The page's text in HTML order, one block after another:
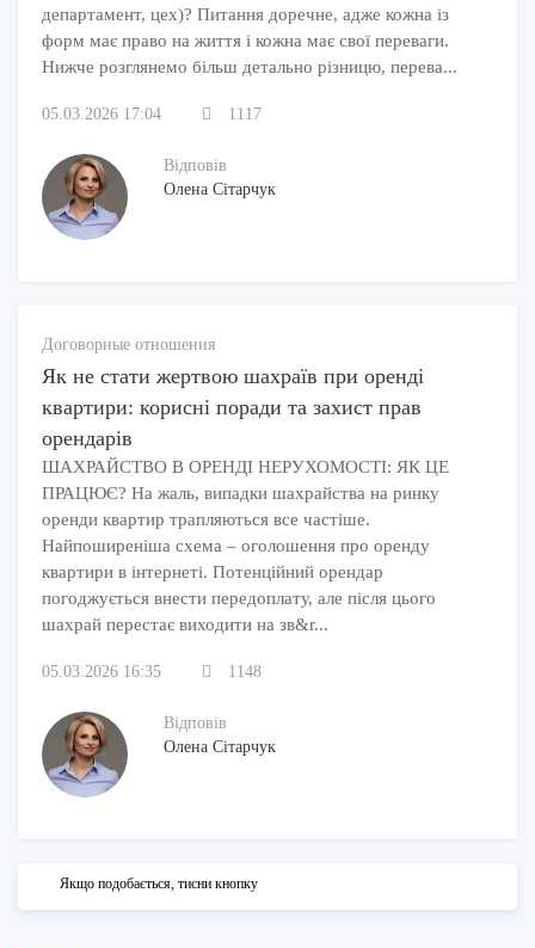
департамент, цех)? Питання доречне, адже кожна із
форм має право на життя і кожна має свої переваги.
Нижче розглянемо більш детально різницю, перева...
05.03.2026 17:04 1117
Відповів
Олена Сітарчук
Договорные отношения
Як не стати жертвою шахраїв при оренді
квартири: корисні поради та захист прав
орендарів
ШАХРАЙСТВО В ОРЕНДІ НЕРУХОМОСТІ: ЯК ЦЕ
ПРАЦЮЄ? На жаль, випадки шахрайства на ринку
оренди квартир трапляються все частіше.
Найпоширеніша схема – оголошення про оренду
квартири в інтернеті. Потенційний орендар
погоджується внести передоплату, але після цього
шахрай перестає виходити на зв&r...
05.03.2026 16:35 1148
Відповів
Олена Сітарчук
Якщо подобається, тисни кнопку